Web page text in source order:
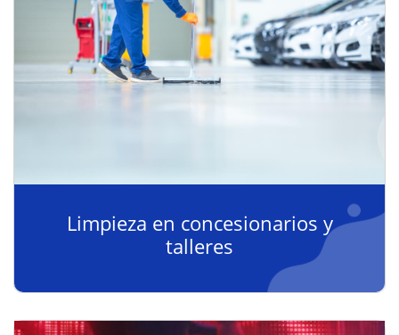
Limpieza en concesionarios y
talleres